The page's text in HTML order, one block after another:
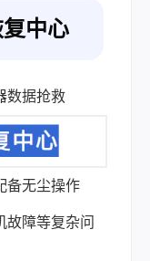
中心
数据抢救
备无尘操作
故障等复杂问